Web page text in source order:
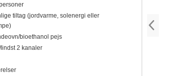
tiltag (jordvarme, solenergi eller
bioethanol pejs
2 kanaler